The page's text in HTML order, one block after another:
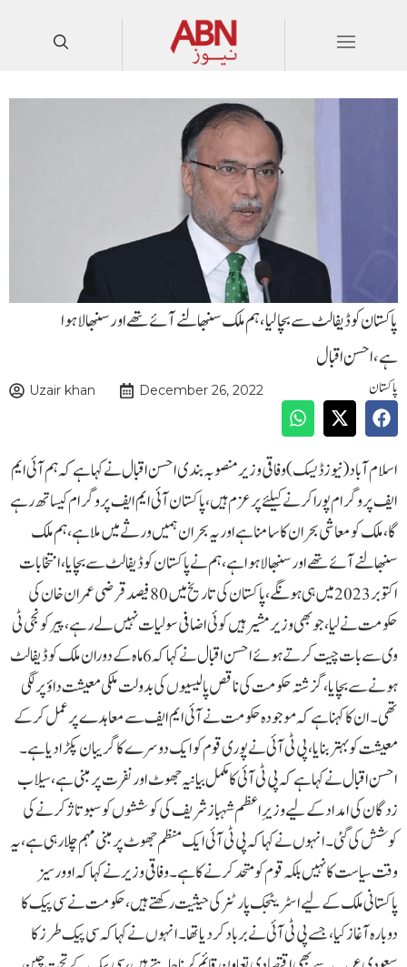
پاکستان کو ڈیفالٹ سے بچالیا،ہم ملک سنبھالنے آئے تھے اورسنبھالا ہوا
ہے،احسن اقبال
پاکستان Uzair khan December 26, 2022
اسلام آباد(نیوزڈیسک)وفاقی وزیرمنصوبہ بندی احسن اقبال نے کہاہے کہ ہم آئی ایم
ایف پروگرام پورا کرنے کیلئے پرعزم ہیں،پاکستان آئی ایم ایف پروگرام کیساتھ رہے
گا،ملک کو معاشی بحران کا سامنا ہے اوریہ بحران ہمیں ورثے میں ملا ہے،ہم ملک
سنبھالنے آئے تھے اورسنبھالا ہواہے ،ہم نے پاکستان کو ڈیفالٹ سے بچایا،انتخابات
اکتوبر2023میں ہی ہونگے ،پاکستان کی تاریخ میں80 فیصد قرضی عمران خان کی
حکومت نے لیا،جوبھی وزیرمشیرہیں کوئی اضافی سولیات نہیں لے رہے،پیر کونجی ٹی
وی سے بات چیت کرتے ہوئے احسن اقبال نے کہاکہ 6 ماہ کے دوران ملک کو ڈیفالٹ
ہونے سے بچایا، گزشتہ حکومت کی ناقص پالیسیوں کی بدولت ملکی معیشت داؤ پر لگی
تھی۔ان کا کہنا ہے کہ موجودہ حکومت نے آئی ایم ایف سے معاہدے پر عمل کر کے
معیشت کو بہتر بنایا، پی ٹی آئی نے پوری قوم کو ایک دوسرے کا گریبان پکڑا دیا ہے۔
احسن اقبال نے کہا ہے کہ پی ٹی آئی کا مکمل بیانیہ جھوٹ اور نفرت پر مبنی ہے، سیلاب
زدگان کی امداد کے لیے وزیرِ اعظم شہباز شریف کی کوششوں کو سبوتاژ کرنے کی
کوشش کی گئی۔انہوں نے کہا کہ پی ٹی آئی ایک منظم جھوٹ پر مبنی مہم چلا رہی ہے، یہ
وقت سیاست کا نہیں بلکہ قوم کو متحد کرنے کا ہے۔وفاقی وزیر نے کہا کہ اوورسیز
پاکستانی ملک کے لیے اسٹریٹجک پارٹنر کی حیثیت رکھتے ہیں، حکومت نے سی پیک کا
دوبارہ آغاز کیا، جسے پی ٹی آئی نے برباد کر دیا تھا۔انہوں نے کہاکہ سی پیک طرز کا